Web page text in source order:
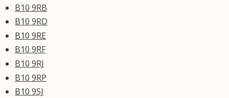
B10 9RB
B10 9RD
B10 9RE
B10 9RF
B10 9RJ
B10 9RP
B10 9SJ